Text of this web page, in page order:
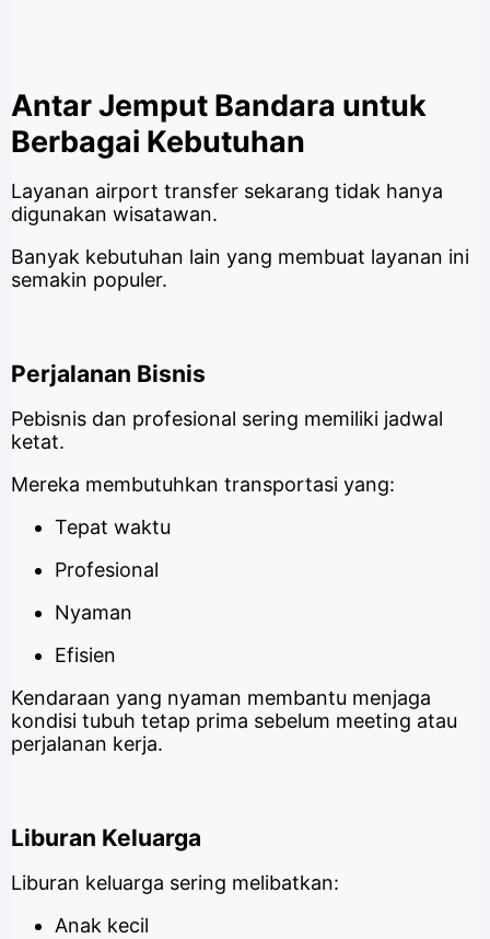
Antar Jemput Bandara untuk
Berbagai Kebutuhan
Layanan airport transfer sekarang tidak hanya
digunakan wisatawan.
Banyak kebutuhan lain yang membuat layanan ini
semakin populer.
Perjalanan Bisnis
Pebisnis dan profesional sering memiliki jadwal
ketat.
Mereka membutuhkan transportasi yang:
Tepat waktu
Profesional
Nyaman
Efisien
Kendaraan yang nyaman membantu menjaga
kondisi tubuh tetap prima sebelum meeting atau
perjalanan kerja.
Liburan Keluarga
Liburan keluarga sering melibatkan:
Anak kecil